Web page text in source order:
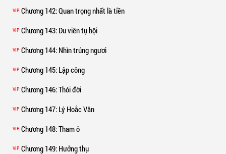
VIP Chương 142: Quan trọng nhất là tiền
VIP Chương 143: Du viên tụ hội
VIP Chương 144: Nhìn trúng ngươi
VIP Chương 145: Lập công
VIP Chương 146: Thói đời
VIP Chương 147: Lý Hoắc Vân
VIP Chương 148: Tham ô
VIP Chương 149: Hưởng thụ